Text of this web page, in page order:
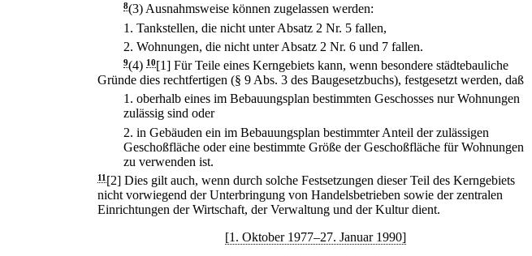
8(3) Ausnahmsweise können zugelassen werden:
1. Tankstellen, die nicht unter Absatz 2 Nr. 5 fallen,
2. Wohnungen, die nicht unter Absatz 2 Nr. 6 und 7 fallen.
9(4) 10[1] Für Teile eines Kerngebiets kann, wenn besondere städtebauliche
Gründe dies rechtfertigen (§ 9 Abs. 3 des Baugesetzbuchs), festgesetzt werden, daß
1. oberhalb eines im Bebauungsplan bestimmten Geschosses nur Wohnungen
zulässig sind oder
2. in Gebäuden ein im Bebauungsplan bestimmter Anteil der zulässigen
Geschoßfläche oder eine bestimmte Größe der Geschoßfläche für Wohnungen
zu verwenden ist.
11 [2] Dies gilt auch, wenn durch solche Festsetzungen dieser Teil des Kerngebiets
nicht vorwiegend der Unterbringung von Handelsbetrieben sowie der zentralen
Einrichtungen der Wirtschaft, der Verwaltung und der Kultur dient.
[1. Oktober 1977–27. Januar 1990]